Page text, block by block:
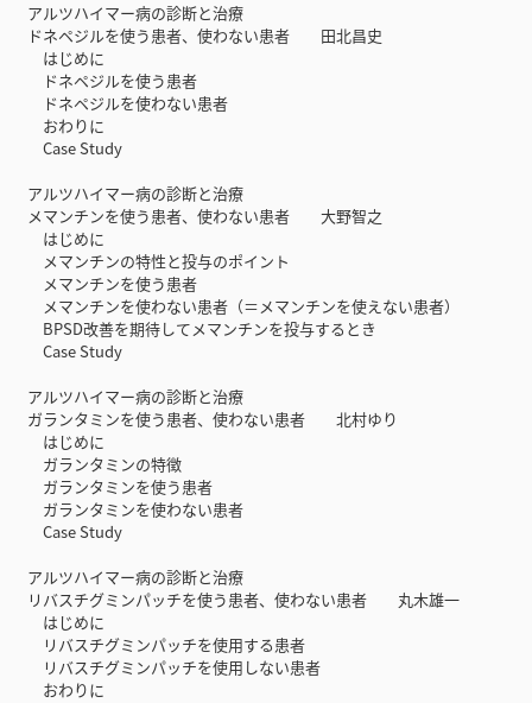
アルツハイマー病の診断と治療
ドネペジルを使う患者、使わない患者 田北昌史
はじめに
ドネペジルを使う患者
ドネペジルを使わない患者
おわりに
Case Study
アルツハイマー病の診断と治療
メマンチンを使う患者、使わない患者 大野智之
はじめに
メマンチンの特性と投与のポイント
メマンチンを使う患者
メマンチンを使わない患者（＝メマンチンを使えない患者）
BPSD改善を期待してメマンチンを投与するとき
Case Study
アルツハイマー病の診断と治療
ガランタミンを使う患者、使わない患者 北村ゆり
はじめに
ガランタミンの特徴
ガランタミンを使う患者
ガランタミンを使わない患者
Case Study
アルツハイマー病の診断と治療
リバスチグミンパッチを使う患者、使わない患者 丸木雄一
はじめに
リバスチグミンパッチを使用する患者
リバスチグミンパッチを使用しない患者
おわりに